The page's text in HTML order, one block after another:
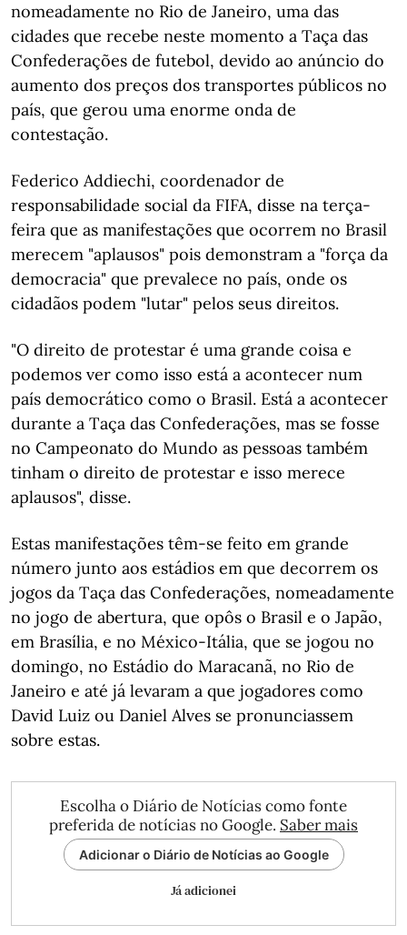
nomeadamente no Rio de Janeiro, uma das
cidades que recebe neste momento a Taça das
Confederações de futebol, devido ao anúncio do
aumento dos preços dos transportes públicos no
país, que gerou uma enorme onda de
contestação.
Federico Addiechi, coordenador de
responsabilidade social da FIFA, disse na terça-
feira que as manifestações que ocorrem no Brasil
merecem "aplausos" pois demonstram a "força da
democracia" que prevalece no país, onde os
cidadãos podem "lutar" pelos seus direitos.
"O direito de protestar é uma grande coisa e
podemos ver como isso está a acontecer num
país democrático como o Brasil. Está a acontecer
durante a Taça das Confederações, mas se fosse
no Campeonato do Mundo as pessoas também
tinham o direito de protestar e isso merece
aplausos", disse.
Estas manifestações têm-se feito em grande
número junto aos estádios em que decorrem os
jogos da Taça das Confederações, nomeadamente
no jogo de abertura, que opôs o Brasil e o Japão,
em Brasília, e no México-Itália, que se jogou no
domingo, no Estádio do Maracanã, no Rio de
Janeiro e até já levaram a que jogadores como
David Luiz ou Daniel Alves se pronunciassem
sobre estas.
Escolha o Diário de Notícias como fonte
preferida de notícias no Google. Saber mais
Adicionar o Diário de Notícias ao Google
Já adicionei